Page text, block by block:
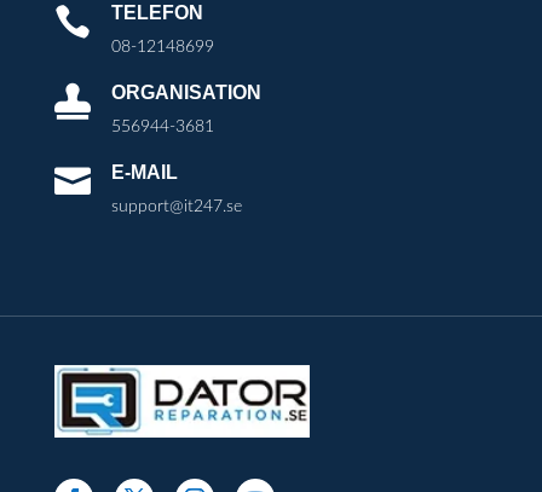
 TELEFON
08-12148699
 ORGANISATION
556944-3681
 E-MAIL
support@it247.se